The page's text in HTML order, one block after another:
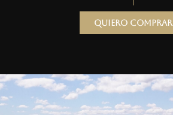
Quiero comprar